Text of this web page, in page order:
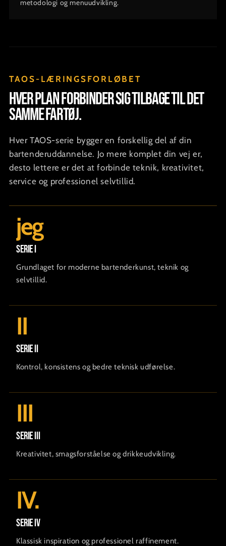
metodologi og menuudvikling.
TAOS-LÆRINGSFORLØBET
Hver plan forbinder sig tilbage til det
samme fartøj.
Hver TAOS-serie bygger en forskellig del af din
bartenderuddannelse. Jo mere komplet din vej er,
desto lettere er det at forbinde teknik, kreativitet,
service og professionel selvtillid.
jeg
Serie I
Grundlaget for moderne bartenderkunst, teknik og
selvtillid.
II
Serie II
Kontrol, konsistens og bedre teknisk udførelse.
III
Serie III
Kreativitet, smagsforståelse og drikkeudvikling.
IV.
Serie IV
Klassisk inspiration og professionel raffinement.